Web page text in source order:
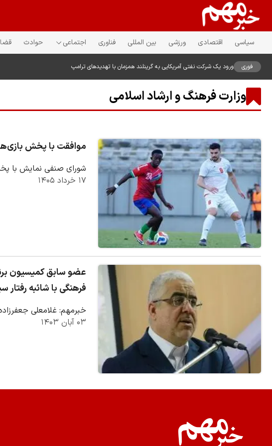
سیاسی اقتصادی ورزشی بین المللی فناوری اجتماعی حوادث
فوری ورود یک شرکت نفتی آمریکایی به گرینلند همزمان با تهدیدهای ترامپ
وزارت فرهنگ و ارشاد اسلامی
موافقت با پخش
شورای صنفی نمایش با پخش ۳ مسابقه فوتبال تیم ملی ایران در جام جهانی در سینماها
۱۷ خرداد ۱۴۰۵
عضو سابق کمیسیون
فرهنگی با شائبه رفتار
خبرمهم: غلامعلی
۰۳ آبان ۱۴۰۳